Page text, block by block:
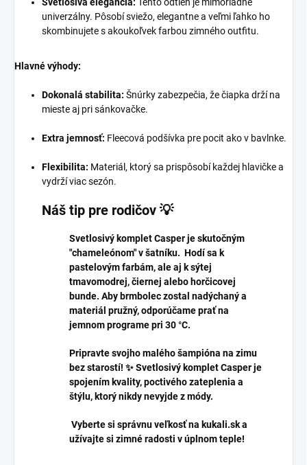
Svetlosivá elegancia: Tento odtieň je mimoriadne
univerzálny. Pôsobí sviežo, elegantne a veľmi ľahko ho
skombinujete s akoukoľvek farbou zimného outfitu.
Hlavné výhody:
Dokonalá stabilita: Šnúrky zabezpečia, že čiapka drží na
mieste aj pri sánkovačke.
Extra jemnosť: Fleecová podšívka pre pocit ako v bavlnke.
Flexibilita: Materiál, ktorý sa prispôsobí každej hlavičke a
vydrží viac sezón.
Náš tip pre rodičov 💡
Svetlosivý komplet Casper je skutočným
"chameleónom" v šatníku. Hodí sa k
pastelovým farbám, ale aj k sýtej
tmavomodrej, čiernej alebo horčicovej
bunde. Aby brmbolec zostal nadýchaný a
materiál pružný, odporúčame prať na
jemnom programe pri 30 °C.
Pripravte svojho malého šampióna na zimu
bez starostí! ✨ Svetlosivý komplet Casper je
spojením kvality, poctivého zateplenia a
štýlu, ktorý nikdy nevyjde z módy.
Vyberte si správnu veľkosť na kukali.sk a
užívajte si zimné radosti v úplnom teple!